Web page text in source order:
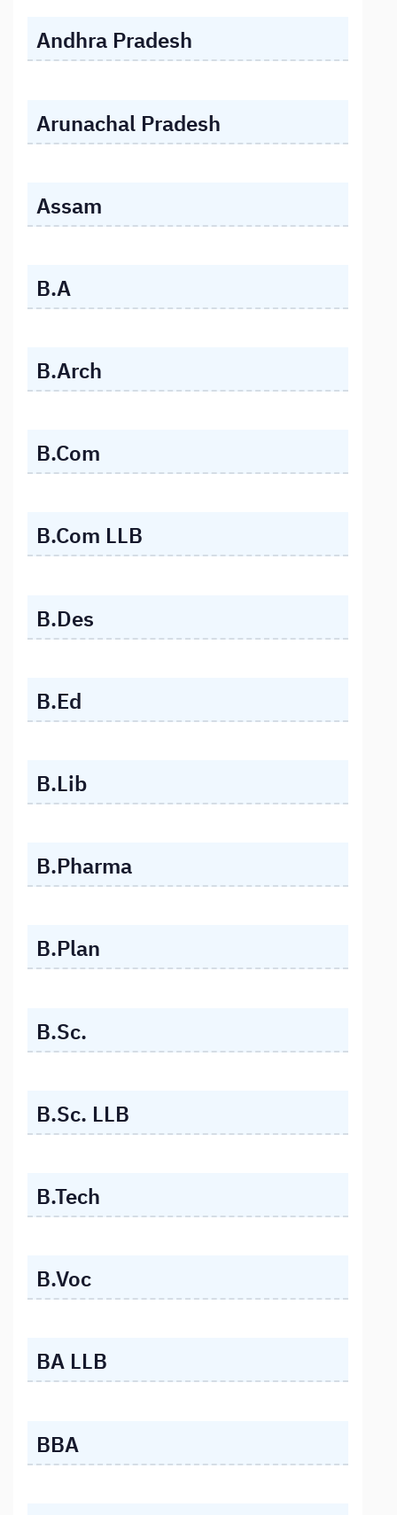
Andhra Pradesh
Arunachal Pradesh
Assam
B.A
B.Arch
B.Com
B.Com LLB
B.Des
B.Ed
B.Lib
B.Pharma
B.Plan
B.Sc.
B.Sc. LLB
B.Tech
B.Voc
BA LLB
BBA